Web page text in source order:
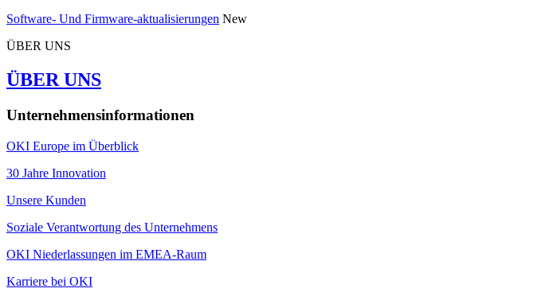
Software- Und Firmware-aktualisierungen New
ÜBER UNS
ÜBER UNS
Unternehmensinformationen
OKI Europe im Überblick
30 Jahre Innovation
Unsere Kunden
Soziale Verantwortung des Unternehmens
OKI Niederlassungen im EMEA-Raum
Karriere bei OKI